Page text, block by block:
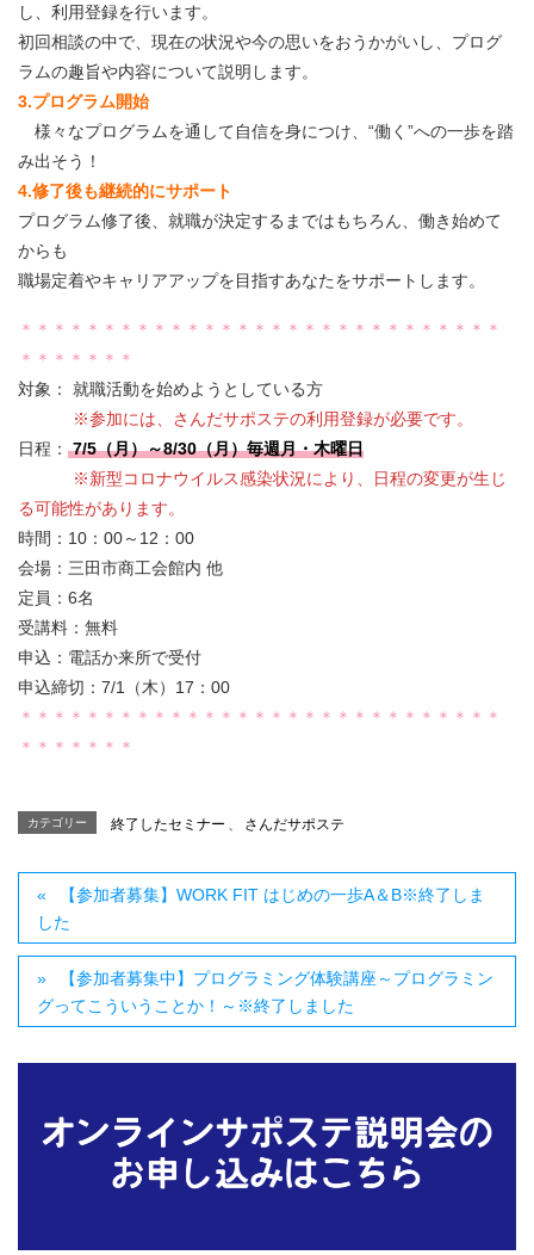
し、利用登録を行います。
初回相談の中で、現在の状況や今の思いをおうかがいし、プログ
ラムの趣旨や内容について説明します。
3.プログラム開始
様々なプログラムを通して自信を身につけ、“働く”への一歩を踏
み出そう！
4.修了後も継続的にサポート
プログラム修了後、就職が決定するまではもちろん、働き始めて
からも
職場定着やキャリアアップを目指すあなたをサポートします。
＊＊＊＊＊＊＊＊＊＊＊＊＊＊＊＊＊＊＊＊＊＊＊＊＊＊＊＊＊
＊＊＊＊＊＊＊
対象： 就職活動を始めようとしている方
※参加には、さんだサポステの利用登録が必要です。
日程： 7/5（月）～8/30（月）毎週月・木曜日
※新型コロナウイルス感染状況により、日程の変更が生じ
る可能性があります。
時間：10：00～12：00
会場：三田市商工会館内 他
定員：6名
受講料：無料
申込：電話か来所で受付
申込締切：7/1（木）17：00
＊＊＊＊＊＊＊＊＊＊＊＊＊＊＊＊＊＊＊＊＊＊＊＊＊＊＊＊＊
＊＊＊＊＊＊＊
カテゴリー 終了したセミナー 、 さんだサポステ
【参加者募集】WORK FIT はじめの一歩A＆B※終了しま
した
【参加者募集中】プログラミング体験講座～プログラミン
グってこういうことか！～※終了しました